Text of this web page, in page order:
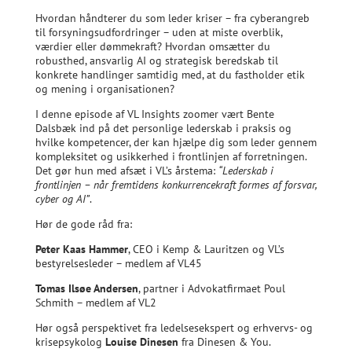
Hvordan håndterer du som leder kriser – fra cyberangreb
til forsyningsudfordringer – uden at miste overblik,
værdier eller dømmekraft? Hvordan omsætter du
robusthed, ansvarlig AI og strategisk beredskab til
konkrete handlinger samtidig med, at du fastholder etik
og mening i organisationen?
I denne episode af VL Insights zoomer vært Bente
Dalsbæk ind på det personlige lederskab i praksis og
hvilke kompetencer, der kan hjælpe dig som leder gennem
kompleksitet og usikkerhed i frontlinjen af forretningen.
Det gør hun med afsæt i VL’s årstema: “Lederskab i
frontlinjen – når fremtidens konkurrencekraft formes af forsvar,
cyber og AI”.
Hør de gode råd fra:
Peter Kaas Hammer, CEO i Kemp & Lauritzen og VL’s
bestyrelsesleder – medlem af VL45
Tomas Ilsøe Andersen, partner i Advokatfirmaet Poul
Schmith – medlem af VL2
Hør også perspektivet fra ledelsesekspert og erhvervs- og
krisepsykolog Louise Dinesen fra Dinesen & You.